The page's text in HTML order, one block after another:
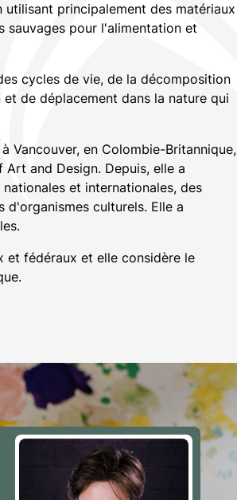
principalement des matériaux
sauvages pour l'alimentation et
cycles de vie, de la décomposition
de déplacement dans la nature qui
Vancouver, en Colombie-Britannique,
and Design. Depuis, elle a
et internationales, des
d'organismes culturels. Elle a
et fédéraux et elle considère le